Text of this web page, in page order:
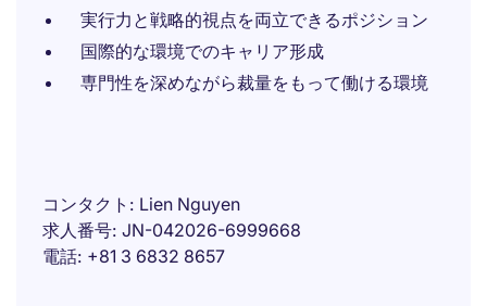
実行力と戦略的視点を両立できるポジション
国際的な環境でのキャリア形成
専門性を深めながら裁量をもって働ける環境
コンタクト
Lien Nguyen
求人番号 JN-042026-6999668
電話 +81 3 6832 8657